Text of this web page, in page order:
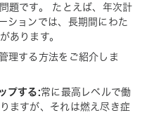
題です。 たとえば、年次計
ションでは、長期間にわた
あります。
理する方法をご紹介しま
プする:常に最高レベルで働
ますが、それは燃え尽き症